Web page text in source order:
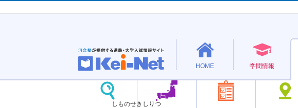
HOME 学問情報
しものせきしりつ